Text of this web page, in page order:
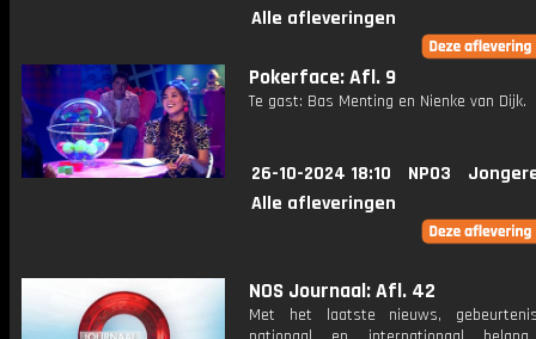
Alle afleveringen
Pokerface: Afl. 9
Te gast: Bas Menting en Nienke van Dijk.
26-10-2024 18:10 NPO3
Alle afleveringen
NOS Journaal: Afl. 42
Met het laatste nieuws,